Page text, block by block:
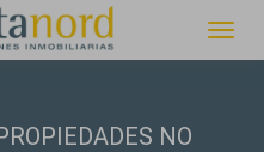
Ordenar
NO